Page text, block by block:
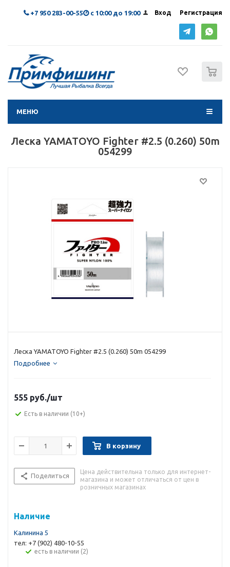
Вход Регистрация
+7 950 283-00-55 с 10:00 до 19:00
МЕНЮ
Леска YAMATOYO Fighter #2.5 (0.260) 50m
054299
Леска YAMATOYO Fighter #2.5 (0.260) 50m 054299
Подробнее
555 руб./шт
Есть в наличии (10+)
В корзину
Поделиться
Цена действительна только для интернет-
магазина и может отличаться от цен в
розничных магазинах
Наличие
Калинина 5
тел: +7 (902) 480-10-55
Есть в наличии (2)